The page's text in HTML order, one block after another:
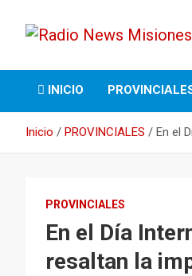
contenido
Radio
89.5 Mhz
INICIO
Inicio PROVINCIALES En el
PROVINCIALES
En el Día
resaltan la